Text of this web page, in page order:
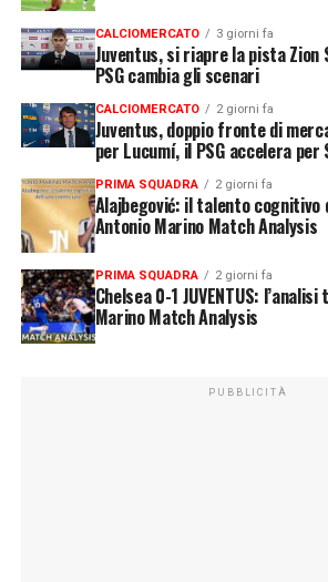
CALCIOMERCATO 3 giorni fa
Juventus, si riapre la pista Zion
PSG cambia gli scenari
CALCIOMERCATO 2 giorni fa
Juventus, doppio fronte di
per Lucumí, il PSG accelera per
PRIMA SQUADRA 2 giorni fa
Alajbegović: il talento cognitivo
Antonio Marino Match Analysis
PRIMA SQUADRA 2 giorni fa
Chelsea 0-1 JUVENTUS:
Marino Match Analysis
PUBBLICITÀ